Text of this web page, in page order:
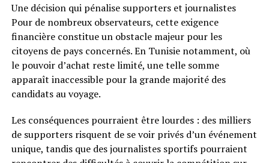
Une décision qui pénalise supporters et journalistes
Pour de nombreux observateurs, cette exigence
financière constitue un obstacle majeur pour les
citoyens de pays concernés. En Tunisie notamment, où
le pouvoir d’achat reste limité, une telle somme
apparaît inaccessible pour la grande majorité des
candidats au voyage.
Les conséquences pourraient être lourdes : des milliers
de supporters risquent de se voir privés d’un événement
unique, tandis que des journalistes sportifs pourraient